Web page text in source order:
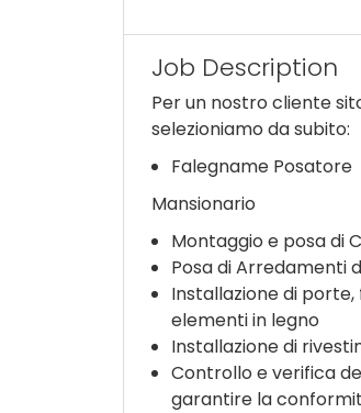
Job Description
Per un nostro cliente
selezioniamo da subito:
Falegname Posatore
Mansionario
Montaggio e posa di
Posa di Arredamenti
Installazione di
elementi in legno
Installazione di
Controllo e verifica
garantire la